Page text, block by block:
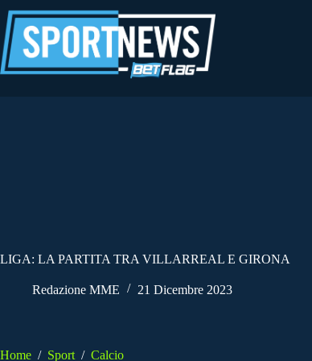
al
contenuto
LIGA: LA PARTITA TRA VILLARREAL E GIRONA
Redazione MME 21 Dicembre 2023
Home / Sport / Calcio